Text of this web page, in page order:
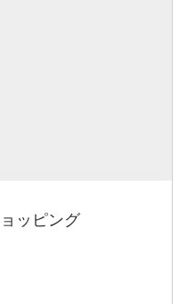
ッピング